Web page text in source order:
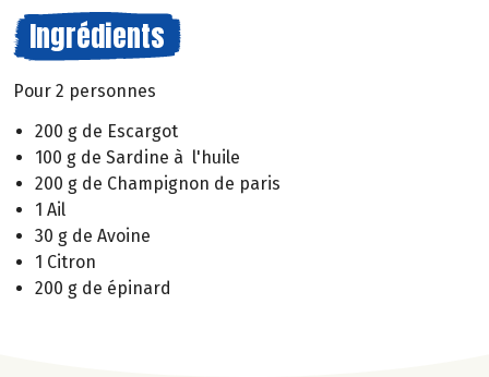
Ingrédients
Pour 2 personnes
200 g de Escargot
100 g de Sardine à l'huile
200 g de Champignon de paris
1 Ail
30 g de Avoine
1 Citron
200 g de épinard